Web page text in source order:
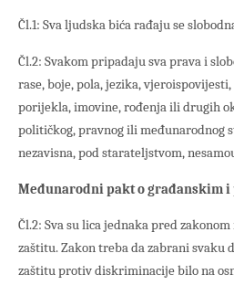
Čl.1: Sva ljudska bića rađaju se
Čl.2: Svakom pripadaju sva prava i
rase, boje, pola, jezika,
porijekla, imovine, rođenja ili drugih
političkog, pravnog ili međunarodnog
nezavisna, pod starateljstvom,
Međunarodni pakt o građanskim
Čl.2: Sva su lica jednaka pred
zaštitu. Zakon treba da zabrani
zaštitu protiv diskriminacije bilo na